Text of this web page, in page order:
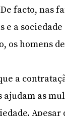
facto, nas
e a
os homens
a
ajudam as
Apesar